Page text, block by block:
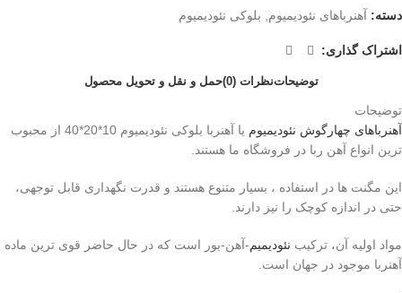
دسته: آهنرباهای نئودیمیوم بلوکی نئودیمیوم
اشتراک گذاری:
توضیحاتنظرات (0) حمل و نقل و تحویل محصول
توضیحات
آهنرباهای چهارگوش نئودیمیوم
یا آهنربا بلوکی نئودیمیوم 10*20*40 از محبوب
ترین انواع آهن ربا در فروشگاه ما هستند.
این مگنت ها در استفاده ، بسیار متنوع هستند و قدرت نگهداری قابل توجهی،
حتی در اندازه کوچک را نیز دارند.
مواد اولیه آن، ترکیب نئودیمیم-آهن-بور است که در حال حاضر قوی ترین ماده
آهنربا موجود در جهان است.